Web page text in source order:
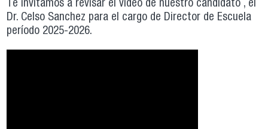
Te invitamos a revisar el video de nuestro candidato , el
Dr. Celso Sanchez para el cargo de Director de Escuela
período 2025-2026.